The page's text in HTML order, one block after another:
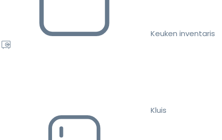
Keuken inventaris
Kluis